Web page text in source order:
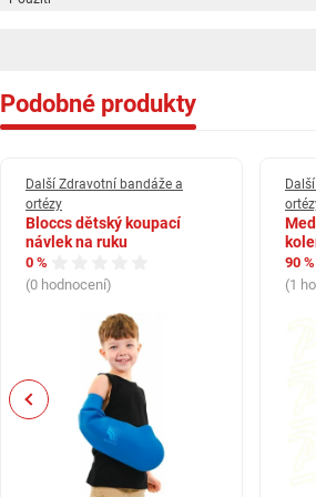
před praním zapněte zip
Podobné produkty
Další Zdravotní bandáže a
ortézy
Bloccs dětský koupací
návlek na ruku
0 %
(0 hodnocení)
90 %
(1
Previous